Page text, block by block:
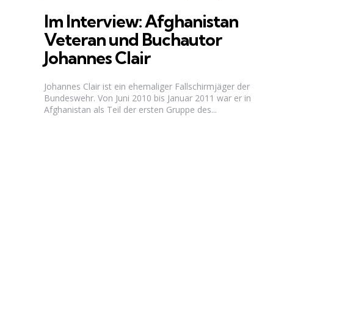
Im Interview: Afghanistan
Veteran und Buchautor
Johannes Clair
Johannes Clair ist ein ehemaliger Fallschirmjäger der
Bundeswehr. Von Juni 2010 bis Januar 2011 war er in
Afghanistan als Teil der ersten Gruppe des...